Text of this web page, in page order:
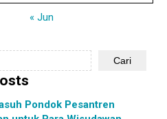
« Jun
Cari
Pondok Pesantren